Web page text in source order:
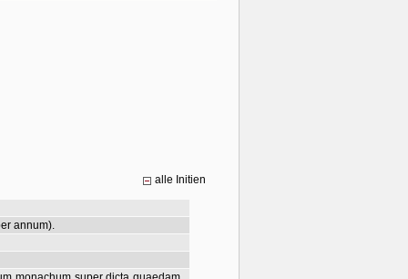
alle Initien
annum).